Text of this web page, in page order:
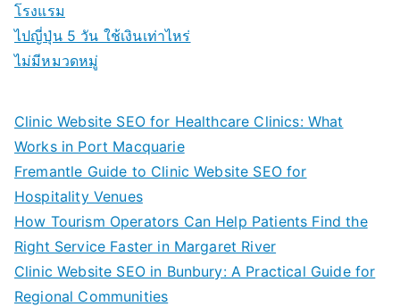
โรงแรม
ไปญี่ปุ่น 5 วัน ใช้เงินเท่าไหร่
ไม่มีหมวดหมู่
Clinic Website SEO for Healthcare Clinics: What
Works in Port Macquarie
Fremantle Guide to Clinic Website SEO for
Hospitality Venues
How Tourism Operators Can Help Patients Find the
Right Service Faster in Margaret River
Clinic Website SEO in Bunbury: A Practical Guide for
Regional Communities